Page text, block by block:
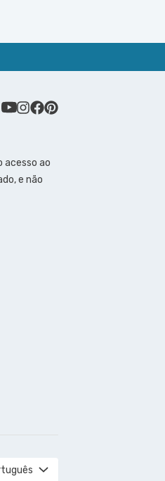
acesso ao
e não